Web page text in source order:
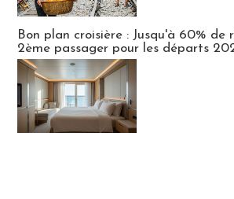
Bon plan croisière : Jusqu'à 60% de
2ème passager pour les départs